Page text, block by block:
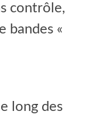
contrôle,
bandes «
long des